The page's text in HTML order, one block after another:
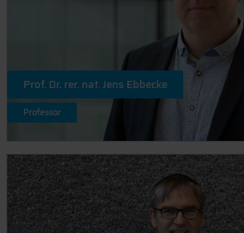
Prof. Dr. rer. nat. Jens Ebbecke
Professor